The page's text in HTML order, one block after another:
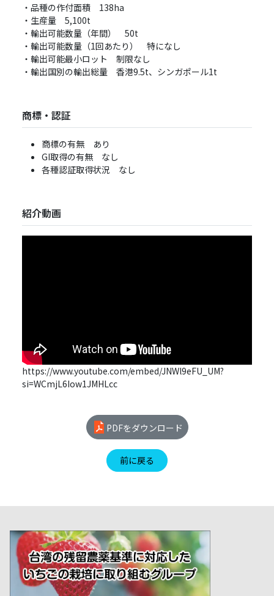
・品種の作付面積 138ha
・生産量 5,100t
・輸出可能数量（年間） 50t
・輸出可能数量（1回あたり） 特になし
・輸出可能最小ロット 制限なし
・輸出国別の輸出総量 ⾹港9.5t、シンガポール1t
商標・認証
商標の有無 あり
GI取得の有無 なし
各種認証取得状況 なし
紹介動画
https://www.youtube.com/embed/JNWl9eFU_UM?
si=WCmjL6Iow1JMHLcc
PDFをダウンロード
前に戻る